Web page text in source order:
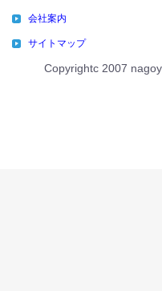
会社案内
サイトマップ
Copyrightc 2007